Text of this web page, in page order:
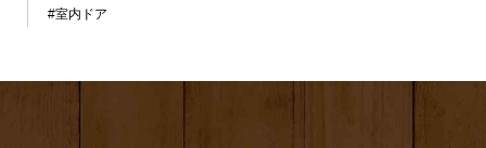
#室内ドア